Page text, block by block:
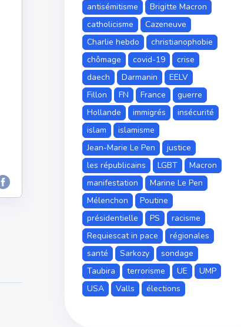
antisémitisme
Brigitte Macron
catholicisme
Cazeneuve
Charlie hebdo
christianophobie
chômage
covid-19
crise
daech
Darmanin
EELV
Fillon
FN France
guerre
Hollande
immigrés
insécurité
islam
islamisme
Jean-Marie Le Pen
justice
les républicains
LGBT
Macron
manifestation
Marine Le Pen
Mélenchon
Poutine
présidentielle
PS
racisme
Requiescat in pace
régionales
santé
Sarkozy
sondage
Taubira
terrorisme UE
UMP
USA
Valls élections